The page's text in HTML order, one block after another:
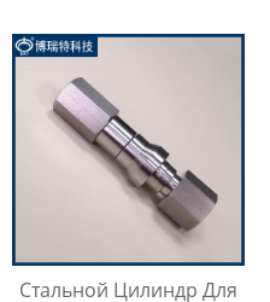
Стальной Цилиндр Для